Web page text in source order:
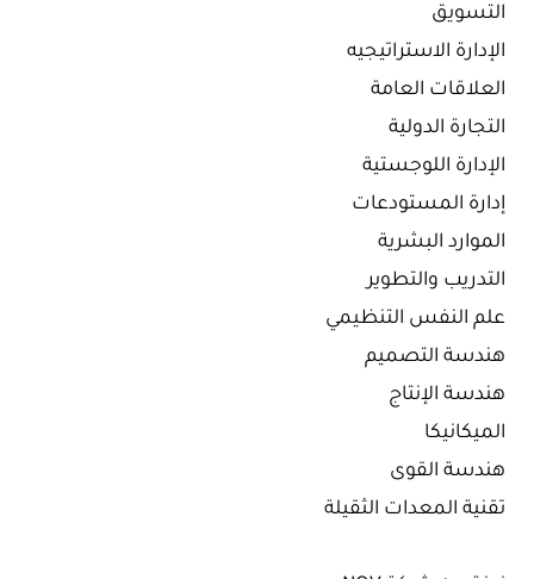
التسويق
الإدارة الاستراتيجيه
العلاقات العامة
التجارة الدولية
الإدارة اللوجستية
إدارة المستودعات
الموارد البشرية
التدريب والتطوير
علم النفس التنظيمي
هندسة التصميم
هندسة الإنتاج
الميكانيكا
هندسة القوى
تقنية المعدات الثقيلة